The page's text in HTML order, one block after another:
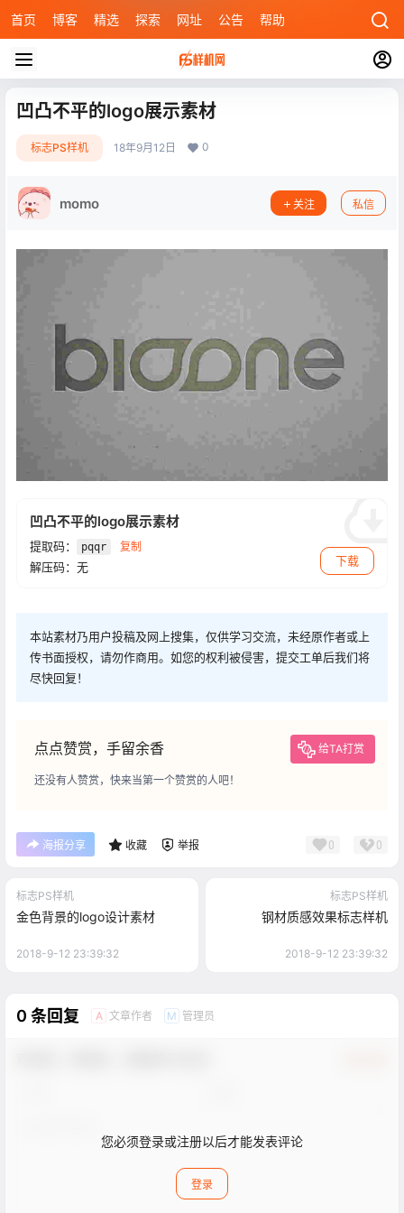
首页 博客 精选 探索 网址 公告 帮助
凹凸不平的logo展示素材
标志PS样机 18年9月12日 0
momo 关注 私信
凹凸不平的logo展示素材
提取码： pqqr 复制
解压码：无 下载
本站素材乃用户投稿及网上搜集，仅供学习交流，未经原作者或上
传书面授权，请勿作商用。如您的权利被侵害，提交工单后我们将
尽快回复！
点点赞赏，手留余香 给TA打赏
还没有人赞赏，快来当第一个赞赏的人吧！
海报分享 收藏 举报 0 0
标志PS样机
金色背景的logo设计素材
2018-9-12 23:39:32
标志PS样机
钢材质感效果标志样机
2018-9-12 23:39:32
0 条回复 A 文章作者 M 管理员
您必须登录或注册以后才能发表评论
登录